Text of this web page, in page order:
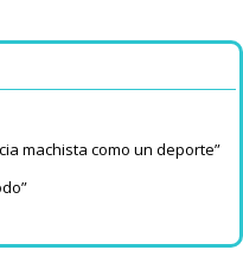
machista como un deporte”